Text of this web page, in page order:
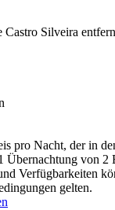
Silveira
pro Nacht, der in
Übernachtung von 2
Verfügbarkeiten
gelten.